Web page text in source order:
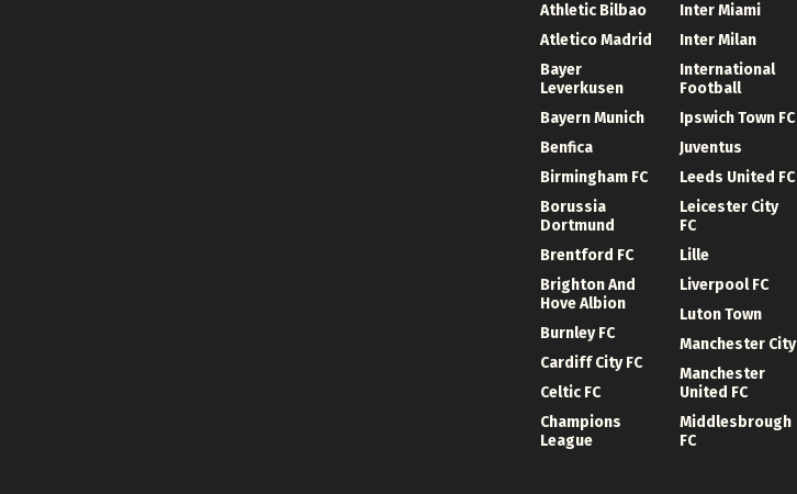
Athletic Bilbao
Atletico Madrid
Bayer
Leverkusen
Bayern Munich
Benfica
Birmingham FC
Borussia
Dortmund
Brentford FC
Brighton And
Hove Albion
Burnley FC
Cardiff City FC
Celtic FC
Champions
League
Inter Miami
Inter Milan
International
Football
Ipswich Town FC
Juventus
Leeds United FC
Leicester City
FC
Lille
Liverpool FC
Luton Town
Manchester City
Manchester
United FC
Middlesbrough
FC